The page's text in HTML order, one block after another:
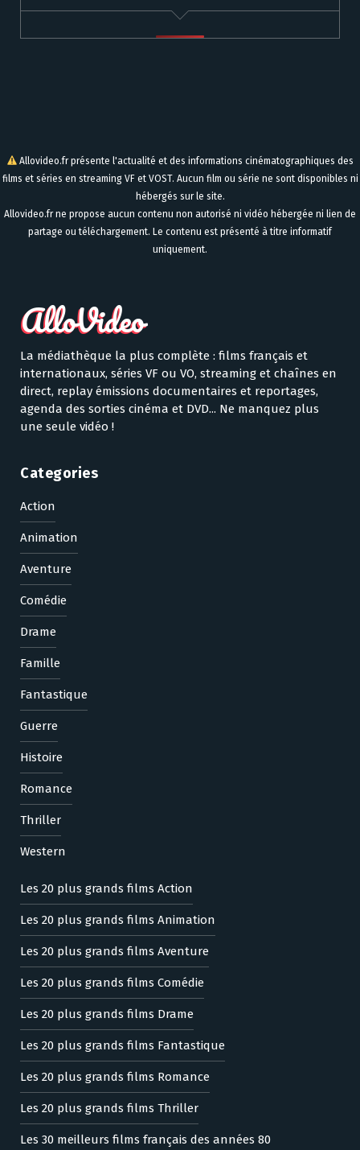
Allovideo.fr présente l'actualité et des informations cinématographiques des
films et séries en streaming VF et VOST. Aucun film ou série ne sont disponibles ni
hébergés sur le site.
Allovideo.fr ne propose aucun contenu non autorisé ni vidéo hébergée ni lien de
partage ou téléchargement. Le contenu est présenté à titre informatif
uniquement.
La médiathèque la plus complète : films français et
internationaux, séries VF ou VO, streaming et chaînes en
direct, replay émissions documentaires et reportages,
agenda des sorties cinéma et DVD... Ne manquez plus
une seule vidéo !
Categories
Action
Animation
Aventure
Comédie
Drame
Famille
Fantastique
Guerre
Histoire
Romance
Thriller
Western
Les 20 plus grands films Action
Les 20 plus grands films Animation
Les 20 plus grands films Aventure
Les 20 plus grands films Comédie
Les 20 plus grands films Drame
Les 20 plus grands films Fantastique
Les 20 plus grands films Romance
Les 20 plus grands films Thriller
Les 30 meilleurs films français des années 80